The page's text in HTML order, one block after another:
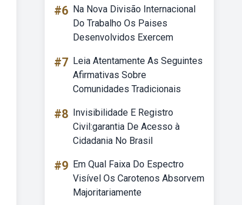
#6 Na Nova Divisão Internacional
Do Trabalho Os Paises
Desenvolvidos Exercem
#7 Leia Atentamente As Seguintes
Afirmativas Sobre
Comunidades Tradicionais
#8 Invisibilidade E Registro
Civil:garantia De Acesso à
Cidadania No Brasil
#9 Em Qual Faixa Do Espectro
Visível Os Carotenos Absorvem
Majoritariamente